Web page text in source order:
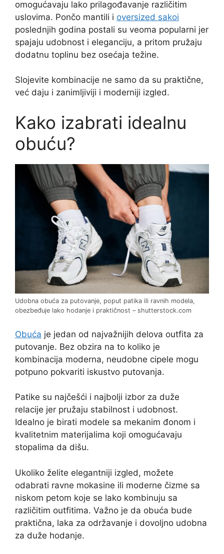
omogućavaju lako prilagođavanje različitim
uslovima. Pončo mantili i oversized sakoi
poslednjih godina postali su veoma popularni jer
spajaju udobnost i eleganciju, a pritom pružaju
dodatnu toplinu bez osećaja težine.
Slojevite kombinacije ne samo da su praktične,
već daju i zanimljiviji i moderniji izgled.
Kako izabrati idealnu
obuću?
Udobna obuća za putovanje, poput patika ili ravnih modela,
obezbeđuje lako hodanje i praktičnost – shutterstock.com
Obuća je jedan od najvažnijih delova outfita za
putovanje. Bez obzira na to koliko je
kombinacija moderna, neudobne cipele mogu
potpuno pokvariti iskustvo putovanja.
Patike su najčešći i najbolji izbor za duže
relacije jer pružaju stabilnost i udobnost.
Idealno je birati modele sa mekanim đonom i
kvalitetnim materijalima koji omogućavaju
stopalima da dišu.
Ukoliko želite elegantniji izgled, možete
odabrati ravne mokasine ili moderne čizme sa
niskom petom koje se lako kombinuju sa
različitim outfitima. Važno je da obuća bude
praktična, laka za održavanje i dovoljno udobna
za duže hodanje.